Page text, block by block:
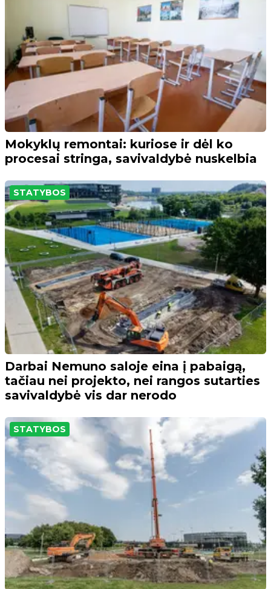
Mokyklų remontai: kuriose ir dėl ko
procesai stringa, savivaldybė nuskelbia
STATYBOS
Darbai Nemuno saloje eina į pabaigą,
tačiau nei projekto, nei rangos sutarties
savivaldybė vis dar nerodo
STATYBOS